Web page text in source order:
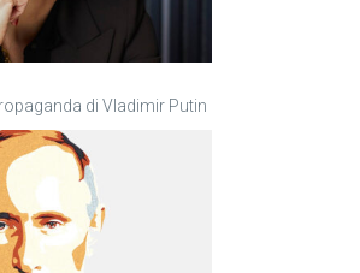
di Vladimir Putin